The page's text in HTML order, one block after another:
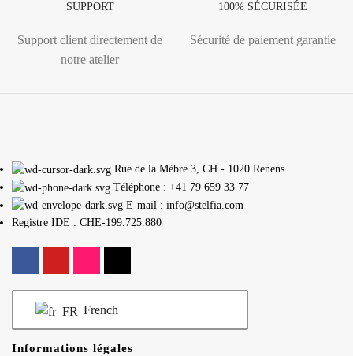
SUPPORT
Support client directement de
notre atelier
100% SÉCURISÉE
Sécurité de paiement garantie
Rue de la Mèbre 3, CH - 1020 Renens
Téléphone : +41 79 659 33 77
E-mail : info@stelfia.com
Registre IDE : CHE-199.725.880
French
Informations légales